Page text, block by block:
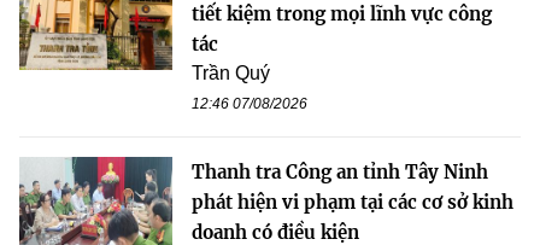
tiết kiệm trong mọi lĩnh vực công
tác
Trần Quý
12:46 07/08/2026
Thanh tra Công an tỉnh Tây Ninh
phát hiện vi phạm tại các cơ sở kinh
doanh có điều kiện